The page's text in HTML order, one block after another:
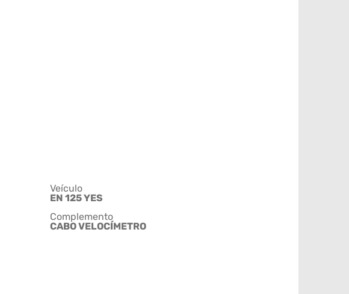
Veículo
EN 125 YES
Complemento
CABO VELOCÍMETRO